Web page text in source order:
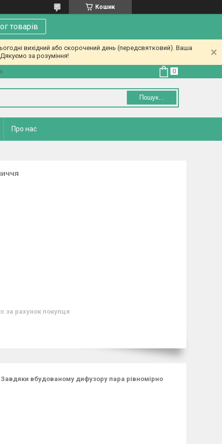
Кошик
товарів
вихідний або скорочений день (передсвятковий). Ваша
за розуміння!
Пошук...
Про нас
за рахунок покупця
вбудованому дифузору пара рівномірно